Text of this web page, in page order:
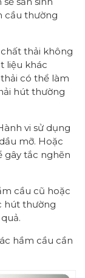
cầu thường
thải không
liệu khác
có thể làm
hút thường
vi sử dụng
mỡ. Hoặc
gây tắc nghẽn
cầu cũ hoặc
hút thường
hầm cầu cần